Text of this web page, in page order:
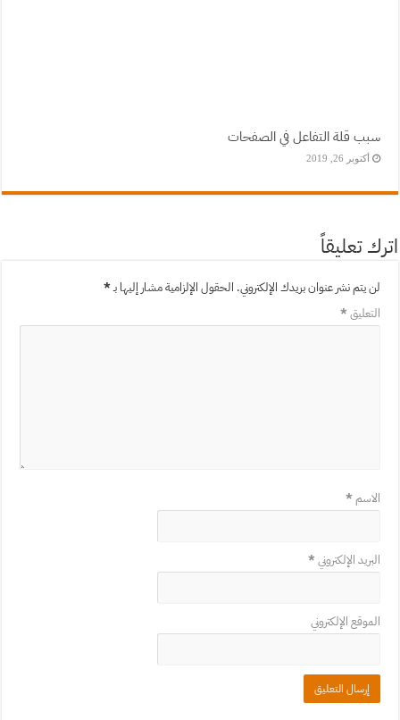
سبب قلة التفاعل في الصفحات
أكتوبر 26, 2019
اترك تعليقاً
لن يتم نشر عنوان بريدك الإلكتروني. الحقول الإلزامية مشار إليها بـ*
التعليق*
الاسم*
البريد الإلكتروني*
الموقع الإلكتروني